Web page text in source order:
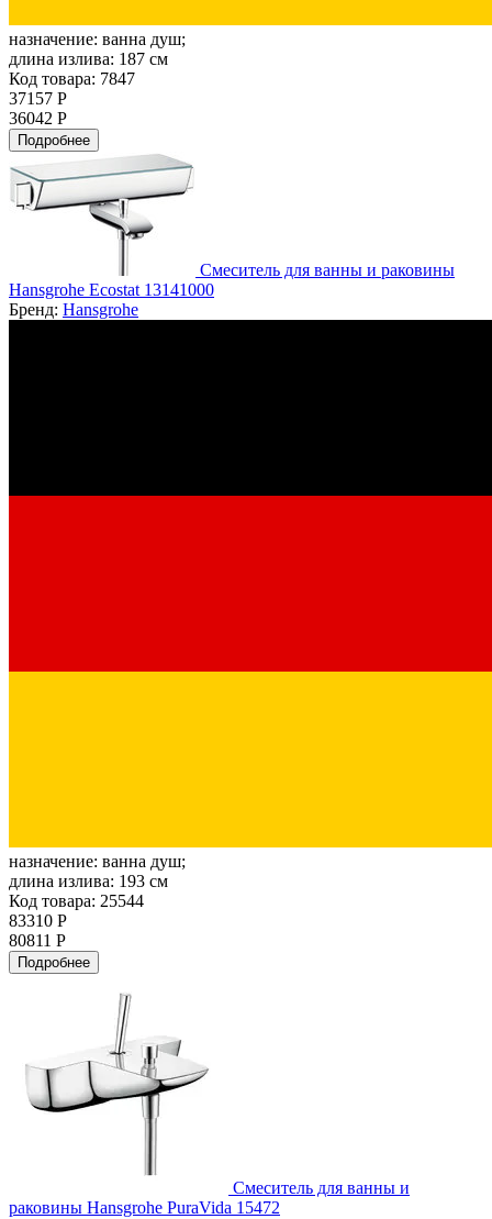
назначение: ванна душ;
длина излива: 187 см
Код товара: 7847
37157 Р
36042 Р
Подробнее
Смеситель для ванны и раковины
Hansgrohe Ecostat 13141000
Бренд: Hansgrohe
назначение: ванна душ;
длина излива: 193 см
Код товара: 25544
83310 Р
80811 Р
Подробнее
Смеситель для ванны и
раковины Hansgrohe PuraVida 15472